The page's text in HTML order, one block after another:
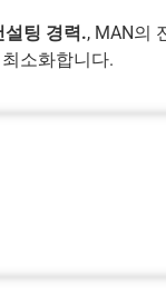
설팅 경력., MAN의
소화합니다.